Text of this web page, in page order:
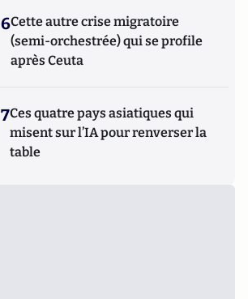
6Cette autre crise migratoire
(semi-orchestrée) qui se profile
après Ceuta
7Ces quatre pays asiatiques qui
misent sur l’IA pour renverser la
table